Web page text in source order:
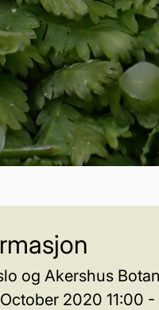
og Akershus
2020 11:00